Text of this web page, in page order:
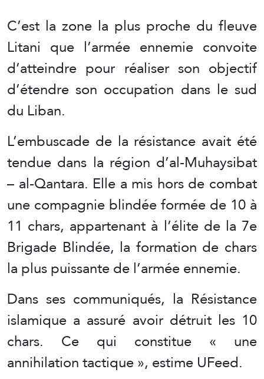
C’est la zone la plus proche du fleuve
Litani que l’armée ennemie convoite
d’atteindre pour réaliser son objectif
d’étendre son occupation dans le sud
du Liban.
L’embuscade de la résistance avait été
tendue dans la région d’al-Muhaysibat
– al-Qantara. Elle a mis hors de combat
une compagnie blindée formée de 10 à
11 chars, appartenant à l’élite de la 7e
Brigade Blindée, la formation de chars
la plus puissante de l’armée ennemie.
Dans ses communiqués, la Résistance
islamique a assuré avoir détruit les 10
chars. Ce qui constitue « une
annihilation tactique », estime UFeed.